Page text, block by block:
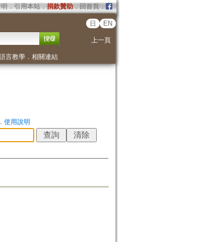
． 引用本站． 捐款贊助．回首頁．
日 EN
上一頁
言教學． 相關連結
． 使用說明